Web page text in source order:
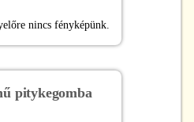
nincs fényképünk.
pitykegomba